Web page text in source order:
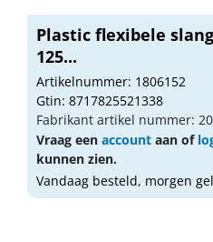
Plastic flexibele
125...
Artikelnummer: 1806152
Gtin: 8717825521338
Fabrikant artikel nummer:
Vraag een account aan of
kunnen zien.
Vandaag besteld, morgen